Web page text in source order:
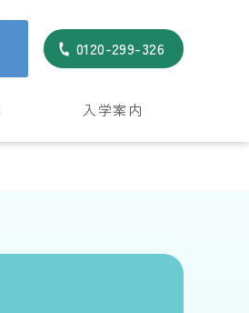
0120-299-326
入学案内